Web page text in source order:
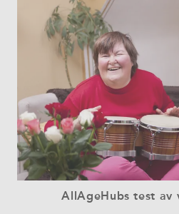
AllAgeHubs test av